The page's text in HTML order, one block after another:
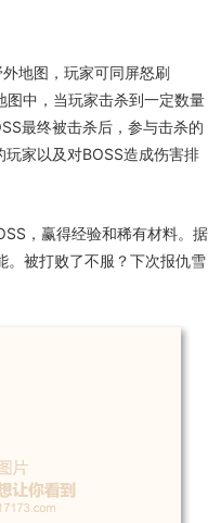
地图，玩家可同屏怒刷
图中，当玩家击杀到一定数量
最终被击杀后，参与击杀的
家以及对BOSS造成伤害排
，赢得经验和稀有材料。据
。被打败了不服？下次报仇雪